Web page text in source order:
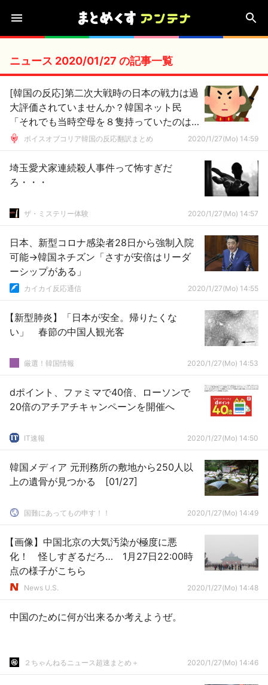
ニュース 2020/01/27 の記事一覧
[韓国の反応]第二次大戦時の日本の戦力は過
大評価されていませんか？韓国ネット民
「それでも当時空母を８隻持っていたのは
すごいだろう」
ボイスオブコリア韓国の反応翻訳まとめ 2020/1/27(Mo) 14:59
埼玉愛犬家連続殺人事件って怖すぎだ
ろ・・・
ザ・ミステリー体験 2020/1/27(Mo) 14:57
日本、新型コロナ感染者28日から強制入院
可能→韓国ネチズン「さすが安倍はリーダ
ーシップがある」
カイカイ反応通信 2020/1/27(Mo) 14:55
【新型肺炎】「日本が安全。帰りたくな
い」 春節の中国人観光客
厳選！韓国情報 2020/1/27(Mo) 14:53
dポイント、ファミマで40倍、ローソンで
20倍のアチアチキャンペーンを開催へ
IT速報 2020/1/27(Mo) 14:50
韓国メディア 元刑務所の敷地から250人以
上の遺骨が見つかる [01/27]
国難にあってもの申す！！ 2020/1/27(Mo) 14:49
【画像】中国北京の大気汚染が極度に悪
化！ 怪しすぎるだろ… 1月27日22:00時
点の様子がこちら
News U.S. 2020/1/27(Mo) 14:48
中国のために何が出来るか考えようぜ。
２ちゃんねるニュース超速まとめ＋ 2020/1/27(Mo) 14:46